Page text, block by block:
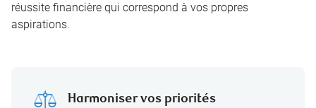
réussite financière qui correspond à vos propres
aspirations.
Harmoniser vos priorités